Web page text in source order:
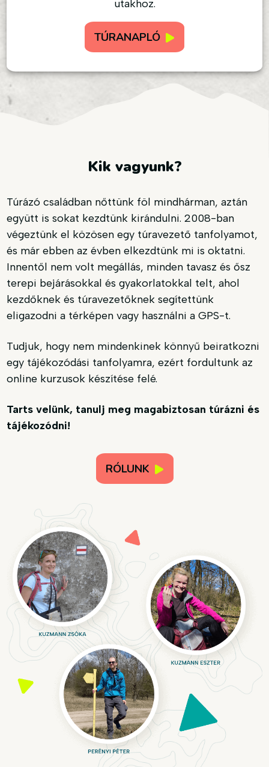
utakhoz.
TÚRANAPLÓ
Kik vagyunk?
Túrázó családban nőttünk föl mindhárman, aztán
együtt is sokat kezdtünk kirándulni. 2008-ban
végeztünk el közösen egy túravezető tanfolyamot,
és már ebben az évben elkezdtünk mi is oktatni.
Innentől nem volt megállás, minden tavasz és ősz
terepi bejárásokkal és gyakorlatokkal telt, ahol
kezdőknek és túravezetőknek segítettünk
eligazodni a térképen vagy használni a GPS-t.
Tudjuk, hogy nem mindenkinek könnyű beiratkozni
egy tájékozódási tanfolyamra, ezért fordultunk az
online kurzusok készítése felé.
Tarts velünk, tanulj meg magabiztosan túrázni és
tájékozódni!
RÓLUNK